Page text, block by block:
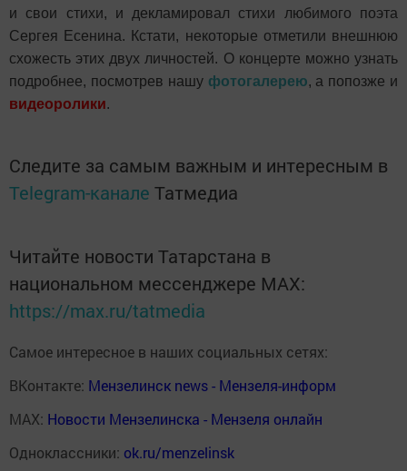
и свои стихи, и декламировал стихи любимого поэта
Сергея Есенина. Кстати, некоторые отметили внешнюю
схожесть этих двух личностей. О концерте можно узнать
подробнее, посмотрев нашу фотогалерею, а попозже и
видеоролики.
Следите за самым важным и интересным в
Telegram-канале Татмедиа
Читайте новости Татарстана в
национальном мессенджере MАХ:
https://max.ru/tatmedia
Самое интересное в наших социальных сетях:
ВКонтакте: Мензелинск news - Мензеля-информ
MAX: Новости Мензелинска - Мензеля онлайн
Одноклассники: ok.ru/menzelinsk